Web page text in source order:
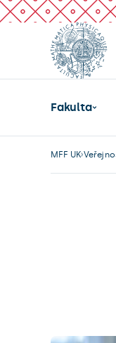
Fakulta
MFF UK